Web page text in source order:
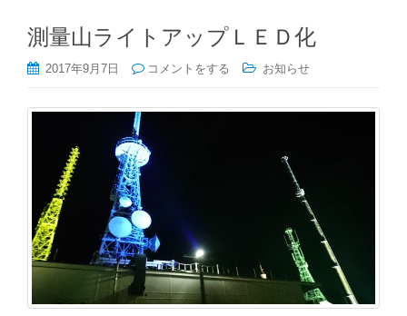
測量山ライトアップＬＥＤ化
2017年9月7日 コメントをする お知らせ